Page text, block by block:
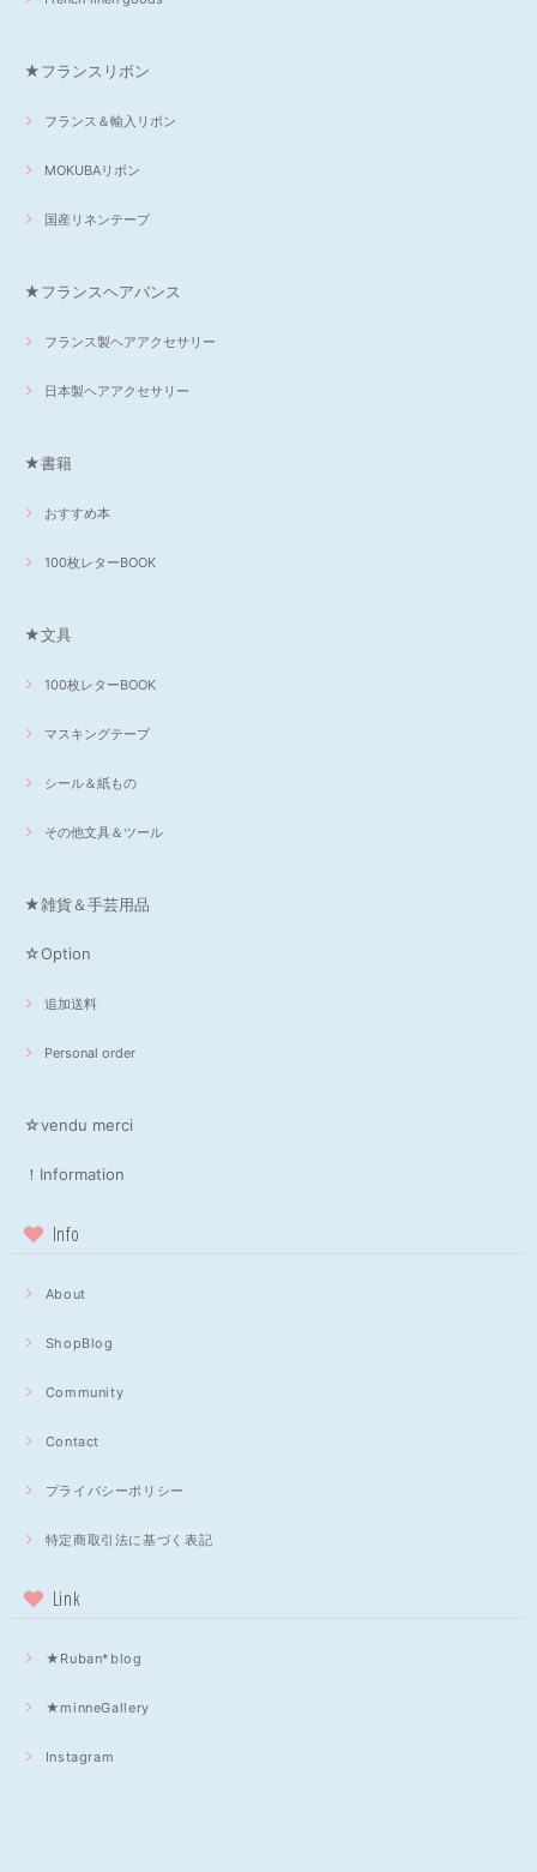
★フランスリボン
フランス＆輸入リボン
MOKUBAリボン
国産リネンテープ
★フランスヘアバンス
フランス製ヘアアクセサリー
日本製ヘアアクセサリー
★書籍
おすすめ本
100枚レターBOOK
★文具
100枚レターBOOK
マスキングテープ
シール＆紙もの
その他文具＆ツール
★雑貨＆手芸用品
☆Option
追加送料
Personal order
☆vendu merci
！Information
Info
About
ShopBlog
Community
Contact
プライバシーポリシー
特定商取引法に基づく表記
Link
★Ruban*blog
★minneGallery
Instagram